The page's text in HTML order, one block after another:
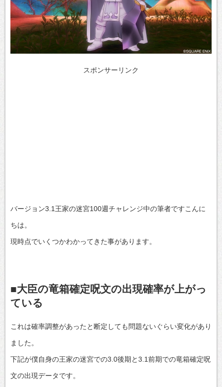
スポンサーリンク
バージョン3.1王家の迷宮100週チャレンジ中の筆者ですこんに
ちは。
現時点でいくつかわかってきた事があります。
■大臣の竜箱確定呪文の出現確率が上がっ
ている
これは確率調整があったと断定しても問題ないぐらい変化があり
ました。
下記が僕自身の王家の迷宮での3.0後期と3.1前期での竜箱確定呪
文の出現データです。